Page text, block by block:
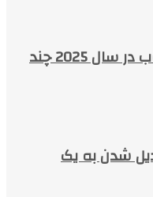
درآمد هر 1000 بازدید یوتیوب در سال 2025 چند
شدن به یک